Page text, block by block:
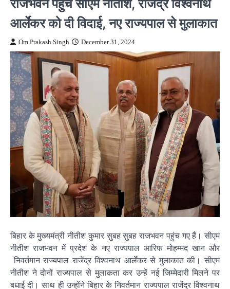
आर्लेकर को दी विदाई, नए राज्यपाल से मुलाकात
Om Prakash Singh December 31, 2024
बिहार के मुख्यमंत्री नीतीश कुमार सुबह सुबह राजभवन पहुंच गए हैं। सीएम
नीतीश राजभवन में प्रदेश के नए राज्यपाल आरिफ मोहम्मद खान और
निवर्तमान राज्यपाल राजेंद्र विश्वनाथ आर्लेकर से मुलाकात की। सीएम
नीतीश ने दोनों राज्यपाल से मुलाकता कर उन्हें नई जिम्मेदारी मिलने पर
बधाई दी। साथ ही उन्होंने बिहार के निवर्तमान राज्यपाल राजेंद्र विश्वनाथ